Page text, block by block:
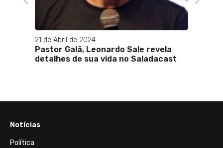
de Abril de 2024
Galã, Leonardo Sale revela
de sua vida no Saladacast
Museu
parcialmente
Notícias
Política